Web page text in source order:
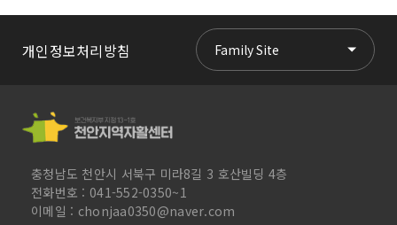
개인정보처리방침 Family Site
충청남도 천안시 서북구 미라8길 3 호산빌딩 4층
전화번호 : 041-552-0350~1
이메일 : chonjaa0350@naver.com